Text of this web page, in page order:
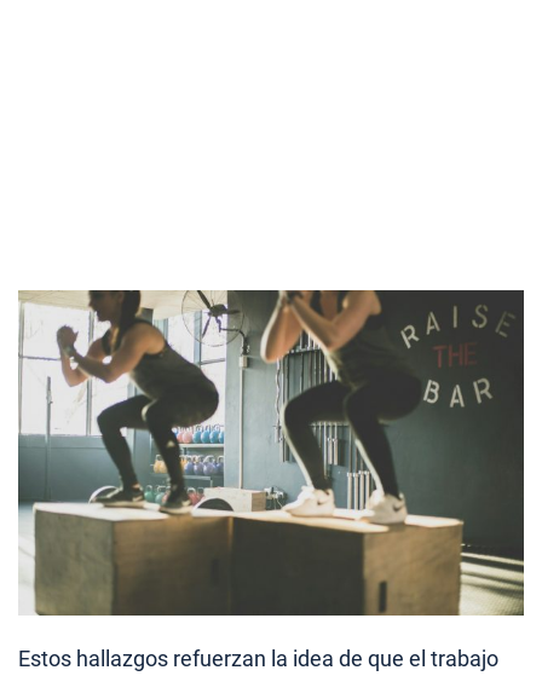
Estos hallazgos refuerzan la idea de que el trabajo